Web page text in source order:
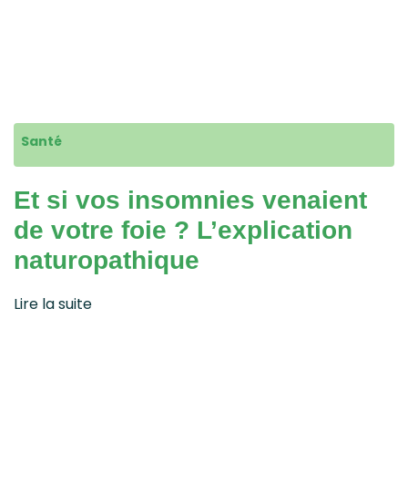
Santé
Et si vos insomnies venaient
de votre foie ? L’explication
naturopathique
Lire la suite